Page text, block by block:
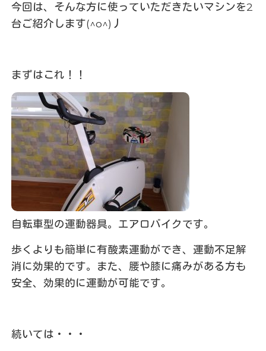
今回は、そんな方に使っていただきたいマシンを2
台ご紹介します(^o^)丿
まずはこれ！！
自転車型の運動器具。エアロバイクです。
歩くよりも簡単に有酸素運動ができ、運動不足解
消に効果的です。また、腰や膝に痛みがある方も
安全、効果的に運動が可能です。
続いては・・・